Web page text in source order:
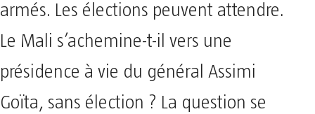
armés. Les élections peuvent attendre.
Le Mali s’achemine-t-il vers une
présidence à vie du général Assimi
Goïta, sans élection ? La question se